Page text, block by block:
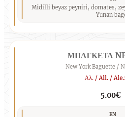
Midilli beyaz peyniri, domates,
Yunan
ΜΠΑΓΚΕΤΑ
New York Baguette /
Αλ. / All. /
5.00€
EN